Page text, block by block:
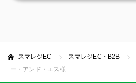
スマレジEC スマレジEC・B2B
ー・アンド・エス様